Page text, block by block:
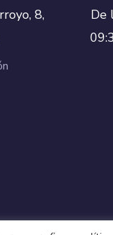
8,
De